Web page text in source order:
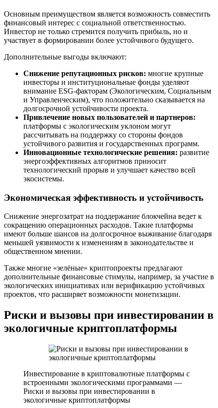
Основным преимуществом является возможность совместить
финансовый интерес с социальной ответственностью.
Инвестор не только стремится получить прибыль, но и
участвует в формировании более устойчивого будущего.
Дополнительные выгоды включают:
Снижение репутационных рисков: многие крупные
инвесторы и институциональные фонды уделяют
внимание ESG-факторам (Экологическим, Социальным
и Управленческим), что положительно сказывается на
долгосрочной устойчивости проекта.
Привлечение новых пользователей и партнеров:
платформы с экологическим уклоном могут
рассчитывать на поддержку со стороны фондов
устойчивого развития и государственных программ.
Инновационные технологические решения: развитие
энергоэффективных алгоритмов приносит
технологический прорыв и улучшает качество всей
экосистемы.
Экономическая эффективность и устойчивость
Снижение энергозатрат на поддержание блокчейна ведет к
сокращению операционных расходов. Такие платформы
имеют больше шансов на долгосрочное выживание благодаря
меньшей уязвимости к изменениям в законодательстве и
общественном мнении.
Также многие «зелёные» криптопроекты предлагают
дополнительные финансовые стимулы, например, за участие в
экологических инициативах или верификацию устойчивых
проектов, что расширяет возможности монетизации.
Риски и вызовы при инвестировании в
экологичные криптоплатформы
Инвестирование в криптовалютные платформы с
встроенными экологическими программами —
Риски и вызовы при инвестировании в
экологичные криптоплатформы